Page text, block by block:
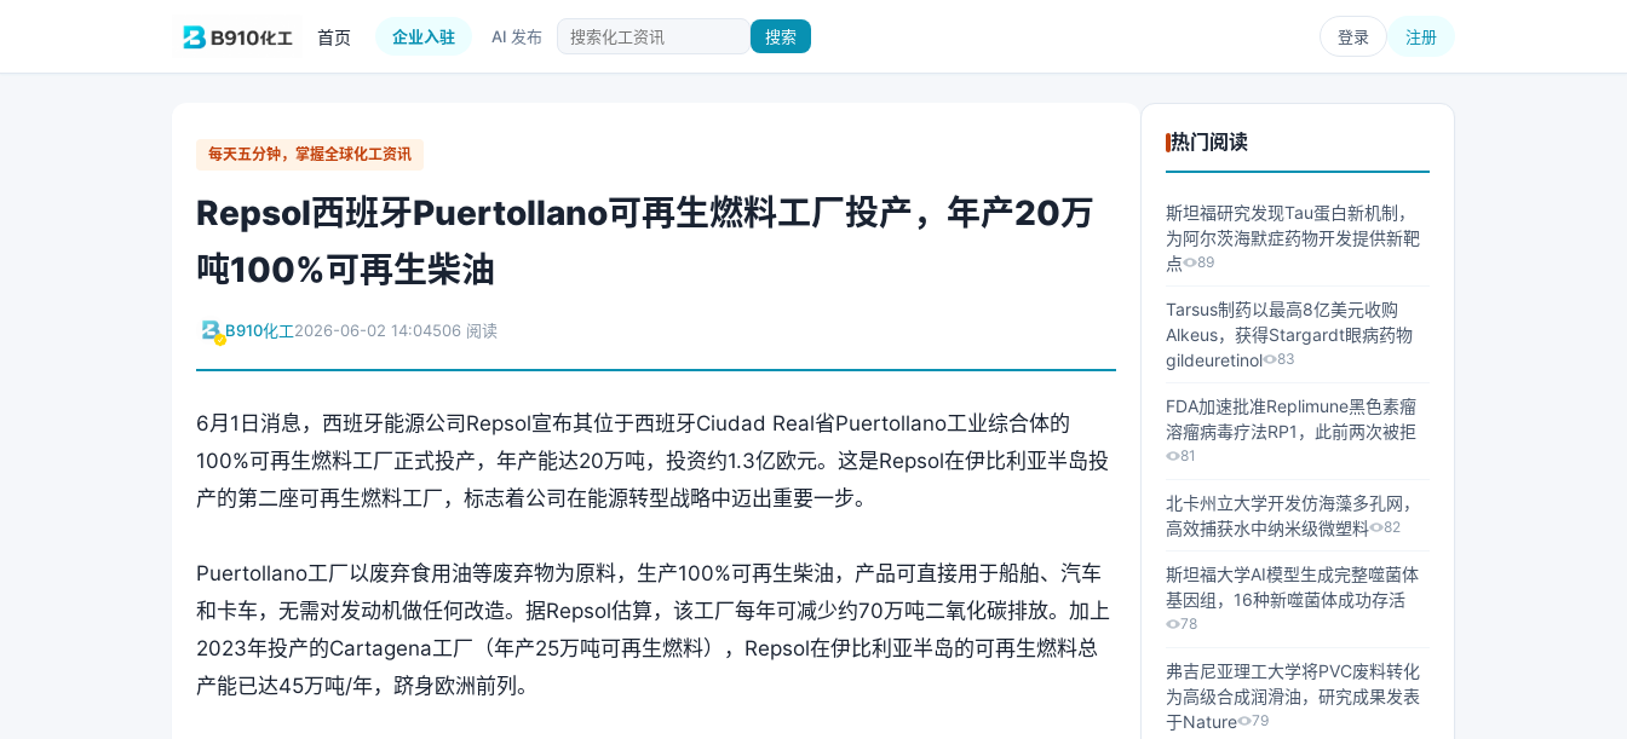
首页 企业入驻 AI 发布 搜索 登录 注册
每天五分钟，掌握全球化工资讯
Repsol西班牙Puertollano可再生燃料工厂投产，年产20万
吨100%可再生柴油
B910化工2026-06-02 14:04506 阅读
6月1日消息，西班牙能源公司Repsol宣布其位于西班牙Ciudad Real省Puertollano工业综合体的
100%可再生燃料工厂正式投产，年产能达20万吨，投资约1.3亿欧元。这是Repsol在伊比利亚半岛投
产的第二座可再生燃料工厂，标志着公司在能源转型战略中迈出重要一步。
Puertollano工厂以废弃食用油等废弃物为原料，生产100%可再生柴油，产品可直接用于船舶、汽车
和卡车，无需对发动机做任何改造。据Repsol估算，该工厂每年可减少约70万吨二氧化碳排放。加上
2023年投产的Cartagena工厂（年产25万吨可再生燃料），Repsol在伊比利亚半岛的可再生燃料总
产能已达45万吨/年，跻身欧洲前列。
热门阅读
斯坦福研究发现Tau蛋白新机制，
为阿尔茨海默症药物开发提供新靶
点
89
Tarsus制药以最高8亿美元收购
Alkeus，获得Stargardt眼病药物
gildeuretinol
83
FDA加速批准Replimune黑色素瘤
溶瘤病毒疗法RP1，此前两次被拒
81
北卡州立大学开发仿海藻多孔网，
高效捕获水中纳米级微塑料
82
斯坦福大学AI模型生成完整噬菌体
基因组，16种新噬菌体成功存活
78
弗吉尼亚理工大学将PVC废料转化
为高级合成润滑油，研究成果发表
于Nature
79